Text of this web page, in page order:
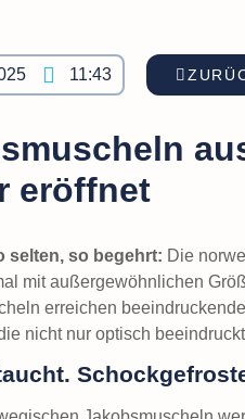
11:43
eröffnet
selten, so begehrt: Die
mit außergewöhnlichen
erreichen beeindruckende
nicht nur optisch